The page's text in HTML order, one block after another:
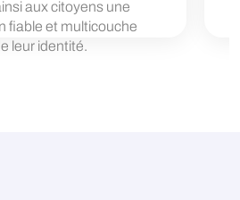
aux citoyens une
fiable et multicouche
leur identité.